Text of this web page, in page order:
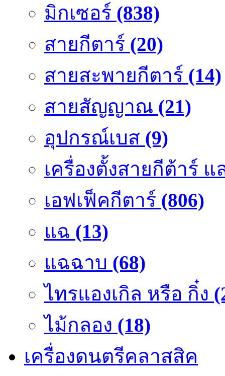
มิกเซอร์ (838)
สายกีตาร์ (20)
สายสะพายกีตาร์ (14)
สายสัญญาณ (21)
อุปกรณ์เบส (9)
เครื่องตั้งสายกีต้าร์ แ
เอฟเฟ็คกีตาร์ (806)
แฉ (13)
แฉฉาบ (68)
ไทรแองเกิล หรือ กิ๋ง
ไม้กลอง (18)
เครื่องดนตรีคลาสสิค